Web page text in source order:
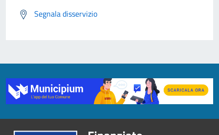
Segnala disservizio